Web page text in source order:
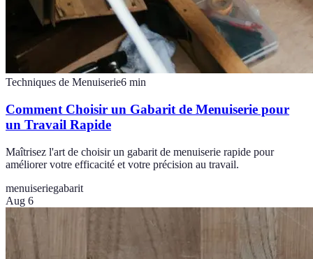
Techniques de Menuiserie6 min
Comment Choisir un Gabarit de Menuiserie pour
un Travail Rapide
Maîtrisez l'art de choisir un gabarit de menuiserie rapide pour
améliorer votre efficacité et votre précision au travail.
menuiseriegabarit
Aug 6